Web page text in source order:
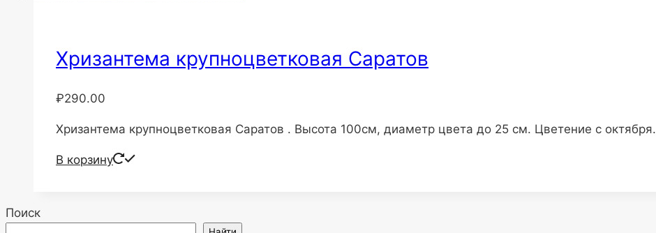
Хризантема крупноцветковая Саратов
₽290.00
Хризантема крупноцветковая Саратов . Высота 100см, диаметр цвета до 25 см. Цветение с октября.
В корзину
Поиск